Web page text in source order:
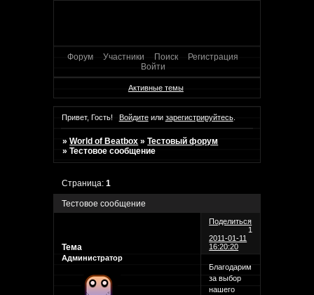
Форум Участники Поиск
Регистрация
Войти
Активные темы
Привет, Гость! Войдитеили зарегистрируйтесь.
»World of Beatbox »Тестовый форум
»Тестовое сообщение
Тестовое сообщение
Страница:1
Поделиться
1
2011-01-11
16:20:20
Тема
Администратор
Благодарим
за выбор
нашего